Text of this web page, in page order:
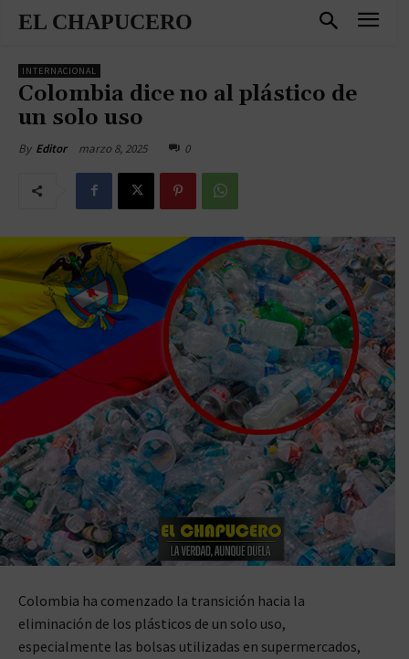
EL CHAPUCERO
INTERNACIONAL
Colombia dice no al plástico de
un solo uso
By Editor marzo 8, 2025 0
Colombia ha comenzado la transición hacia la
eliminación de los plásticos de un solo uso,
especialmente las bolsas utilizadas en supermercados,